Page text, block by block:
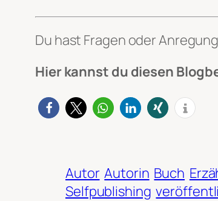
Du hast Fragen oder
Hier kannst du diesen
Autor Autorin Buch
Selfpublishing